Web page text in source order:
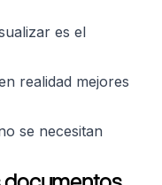
es el
realidad mejores
se necesitan